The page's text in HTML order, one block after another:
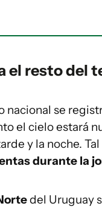
el resto del
nacional se
el cielo estará
y la noche.
durante la
del Uruguay